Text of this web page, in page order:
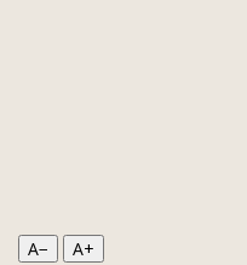
Μουσική
A− A+